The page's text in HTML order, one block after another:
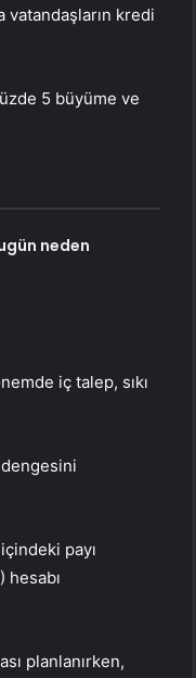
vatandaşların kredi
5 büyüme ve
neden
iç talep, sıkı
dengesini
payı
hesabı
planlanırken,